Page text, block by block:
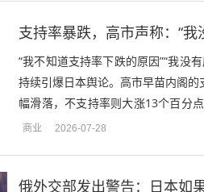
“我不知道支持率下跌的原因”“我没
持续引爆日本舆论。高市早苗内阁
幅滑落，不支持率则大涨13个百分
率下跌的原因”被批评后，高市早苗7
商业 2026-07-28